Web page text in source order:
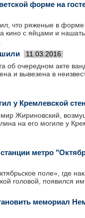
форме на
что ряженые в форме
кино с яйцами и
11.03.2016
очередном акте
и вывезена в
у Кремлевской
Жириновский,
на его могиле у
метро
поле», где
головой, появился
мемориал